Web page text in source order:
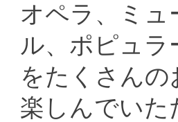
content
オペラ、ミュ
ル、ポピュラ
をたくさんの
楽しんでいた